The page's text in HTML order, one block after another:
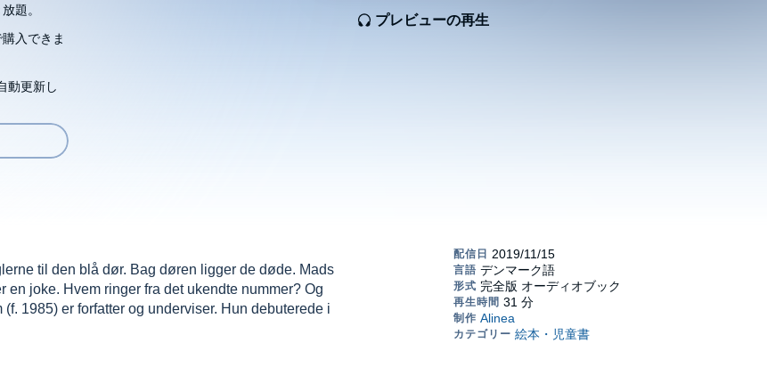
プレビューの再生
題。
入できま
動更新し
til den blå dør. Bag døren ligger de døde. Mads
joke. Hvem ringer fra det ukendte nummer? Og
1985) er forfatter og underviser. Hun debuterede i